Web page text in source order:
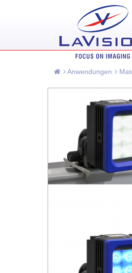
Anwendungen